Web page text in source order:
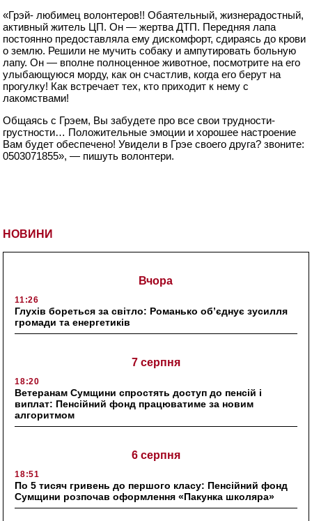
НОВИНИ
Вчора
11:26
Глухів бореться за світло: Романько об’єднує зусилля
громади та енергетиків
7 серпня
18:20
Ветеранам Сумщини спростять доступ до пенсій і
виплат: Пенсійний фонд працюватиме за новим
алгоритмом
6 серпня
18:51
По 5 тисяч гривень до першого класу: Пенсійний фонд
Сумщини розпочав оформлення «Пакунка школяра»
«Грэй- любимец волонтеров!! Обаятельный, жизнерадостный,
активный житель ЦП. Он — жертва ДТП. Передняя лапа
постоянно предоставляла ему дискомфорт, сдираясь до крови
о землю. Решили не мучить собаку и ампутировать больную
лапу. Он — вполне полноценное животное, посмотрите на его
улыбающуюся морду, как он счастлив, когда его берут на
прогулку! Как встречает тех, кто приходит к нему с
лакомствами!
Общаясь с Грэем, Вы забудете про все свои трудности-
грустности… Положительные эмоции и хорошее настроение
Вам будет обеспечено! Увидели в Грэе своего друга? звоните:
0503071855», — пишуть волонтери.